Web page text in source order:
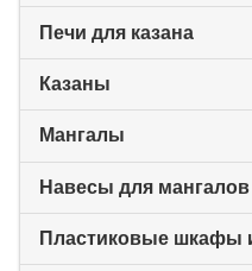
Печи для казана
Казаны
Мангалы
Навесы для мангалов
Пластиковые шкафы